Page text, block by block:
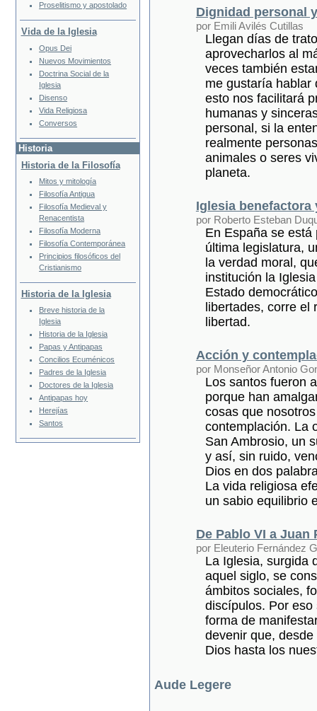
Dignidad personal
por Emili Avilés Cutillas
Llegan días de
aprovecharlos al
veces también
me gustaría hablar
esto nos facilitará
humanas y
personal, si la
realmente
animales o seres
planeta.
Iglesia
por Roberto Esteban
En España se
última legislatura,
la verdad moral,
institución la
Estado
libertades, corre
libertad.
Acción y
por Monseñor Antonio
Los santos fueron
porque han
cosas que
contemplación. La
San Ambrosio, un
y así, sin ruido,
Dios en dos
La vida religiosa
un sabio equilibrio
De Pablo VI a
por Eleuterio Fernández
La Iglesia, surgida
aquel siglo, se
ámbitos sociales,
discípulos. Por
forma de
devenir que,
Dios hasta los
Aude Legere
Proselitismo y apostolado
Vida de la Iglesia
Opus Dei
Nuevos Movimientos
Doctrina Social de la
Iglesia
Disenso
Vida Religiosa
Conversos
Historia
Historia de la Filosofía
Mitos y mitología
Filosofía Antigua
Filosofía Medieval y
Renacentista
Filosofía Moderna
Filosofía Contemporánea
Principios filosóficos del
Cristianismo
Historia de la Iglesia
Breve historia de la
Iglesia
Historia de la Iglesia
Papas y Antipapas
Concilios Ecuménicos
Padres de la Iglesia
Doctores de la Iglesia
Antipapas hoy
Herejías
Santos